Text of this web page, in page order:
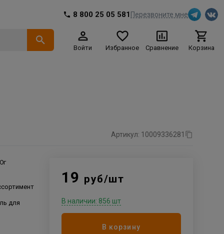
8 800 25 05 581 Перезвоните мне
Войти Избранное Сравнение Корзина
Артикул: 10009336281
для
19 руб/шт
В наличии: 856 шт
В корзину